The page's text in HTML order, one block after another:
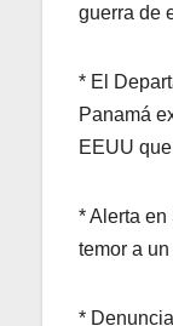
guerra de
* El
Panamá
EEUU
* Alerta en
temor a
*